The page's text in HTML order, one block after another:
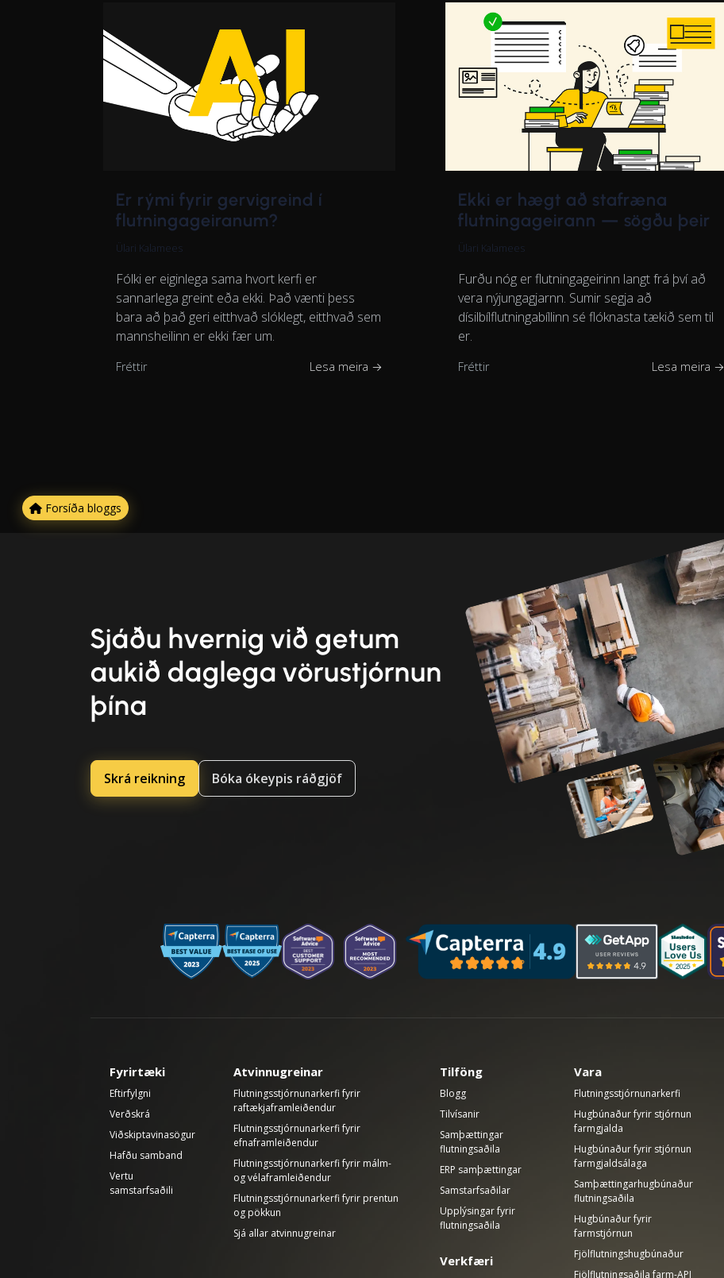
Er rými fyrir gervigreind í
flutningageiranum?
Ülari Kalamees
Fólki er eiginlega sama hvort kerfi er
sannarlega greint eða ekki. Það vænti þess
bara að það geri eitthvað slóklegt, eitthvað sem
mannsheilinn er ekki fær um.
Fréttir Lesa meira →
Ekki er hægt að stafræna
flutningageirann — sögðu þeir
Ülari Kalamees
Furðu nóg er flutningageirinn langt frá því að
vera nýjungagjarnn. Sumir segja að
dísilbílflutningabíllinn sé flóknasta tækið sem til
er.
Fréttir Lesa meira →
Forsíða bloggs
Sjáðu hvernig við getum
aukið daglega vörustjórnun
þína
Skrá reikning Bóka ókeypis ráðgjöf
Fyrirtæki
Eftirfylgni
Verðskrá
Viðskiptavinasögur
Hafðu samband
Vertu
samstarfsaðili
Atvinnugreinar
Flutningsstjórnunarkerfi fyrir
raftækjaframleiðendur
Flutningsstjórnunarkerfi fyrir
efnaframleiðendur
Flutningsstjórnunarkerfi fyrir málm-
og vélaframleiðendur
Flutningsstjórnunarkerfi fyrir prentun
og pökkun
Sjá allar atvinnugreinar
Tilföng
Blogg
Tilvísanir
Samþættingar
flutningsaðila
ERP samþættingar
Samstarfsaðilar
Upplýsingar fyrir
flutningsaðila
Verkfæri
Vara
Flutningsstjórnunarkerfi
Hugbúnaður fyrir stjórnun
farmgjalda
Hugbúnaður fyrir stjórnun
farmgjaldsálaga
Samþættingarhugbúnaður
flutningsaðila
Hugbúnaður fyrir
farmstjórnun
Fjölflutningshugbúnaður
Fjölflutningsaðila farm-API